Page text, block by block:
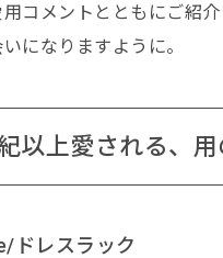
コメントとともにご紹
になりますように。
以上愛される、
ドレスラック